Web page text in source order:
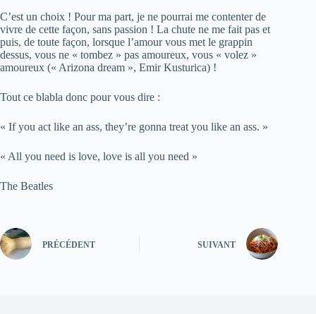
C’est un choix ! Pour ma part, je ne pourrai me contenter de
vivre de cette façon, sans passion ! La chute ne me fait pas et
puis, de toute façon, lorsque l’amour vous met le grappin
dessus, vous ne « tombez » pas amoureux, vous « volez »
amoureux (« Arizona dream », Emir Kusturica) !
Tout ce blabla donc pour vous dire :
« If you act like an ass, they’re gonna treat you like an ass. »
« All you need is love, love is all you need »
The Beatles
PRÉCÉDENT SUIVANT